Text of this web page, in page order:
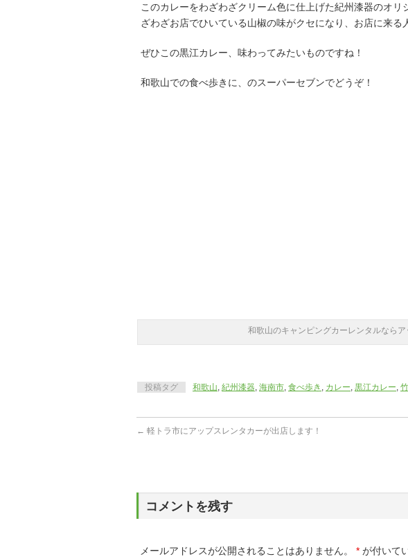
このカレーをわざわざクリーム色に仕上げた紀州漆器のオ
ざわざお店でひいている山椒の味がクセになり、お店に来る
ぜひこの黒江カレー、味わってみたいものですね！
和歌山での食べ歩きに、のスーパーセブンでどうぞ！
和歌山のキャンピングカーレンタルならア
投稿タグ 和歌山, 紀州漆器, 海南市, 食べ歩き , カレー, 黒江カレー,
← 軽トラ市にアップスレンタカーが出店します！
コメントを残す
メールアドレスが公開されることはありません。 * が付いて